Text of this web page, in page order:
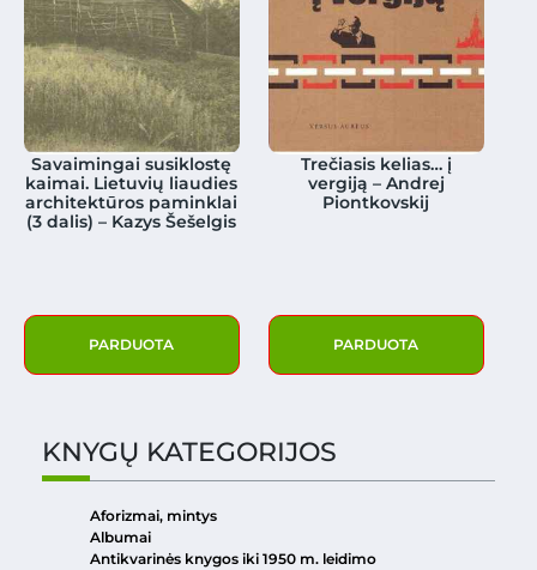
Savaimingai susiklostę
kaimai. Lietuvių liaudies
architektūros paminklai
(3 dalis) – Kazys Šešelgis
PARDUOTA
Trečiasis kelias… į
vergiją – Andrej
Piontkovskij
PARDUOTA
KNYGŲ KATEGORIJOS
Aforizmai, mintys
Albumai
Antikvarinės knygos iki 1950 m. leidimo